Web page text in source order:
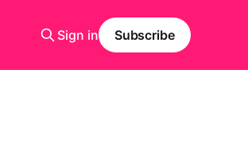
Sign in Subscribe